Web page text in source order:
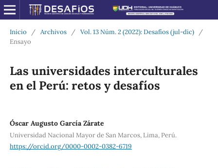
Inicio / Archivos / Vol. 13 Núm. 2 (2022): Desafíos (jul-dic)
/
Ensayo
Las universidades interculturales
en el Perú: retos y desafíos
Óscar Augusto García Zárate
Universidad Nacional Mayor de San Marcos, Lima, Perú.
https://orcid.org/0000-0002-0382-6719